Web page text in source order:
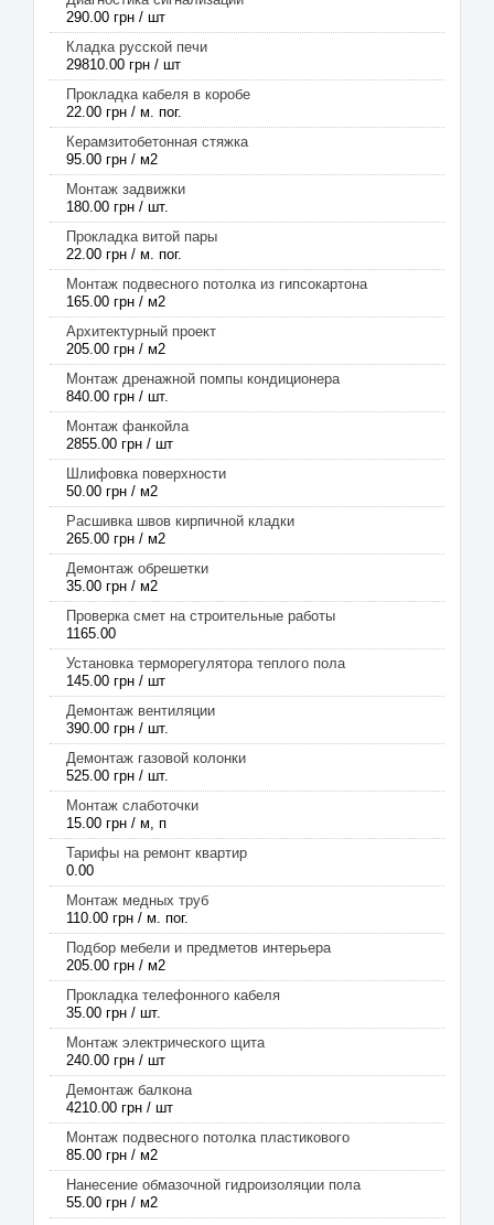
290.00 грн / шт
Кладка русской печи
29810.00 грн / шт
Прокладка кабеля в коробе
22.00 грн / м. пог.
Керамзитобетонная стяжка
95.00 грн / м2
Монтаж задвижки
180.00 грн / шт.
Прокладка витой пары
22.00 грн / м. пог.
Монтаж подвесного потолка из гипсокартона
165.00 грн / м2
Архитектурный проект
205.00 грн / м2
Монтаж дренажной помпы кондиционера
840.00 грн / шт.
Монтаж фанкойла
2855.00 грн / шт
Шлифовка поверхности
50.00 грн / м2
Расшивка швов кирпичной кладки
265.00 грн / м2
Демонтаж обрешетки
35.00 грн / м2
Проверка смет на строительные работы
1165.00
Установка терморегулятора теплого пола
145.00 грн / шт
Демонтаж вентиляции
390.00 грн / шт.
Демонтаж газовой колонки
525.00 грн / шт.
Монтаж слаботочки
15.00 грн / м, п
Тарифы на ремонт квартир
0.00
Монтаж медных труб
110.00 грн / м. пог.
Подбор мебели и предметов интерьера
205.00 грн / м2
Прокладка телефонного кабеля
35.00 грн / шт.
Монтаж электрического щита
240.00 грн / шт
Демонтаж балкона
4210.00 грн / шт
Монтаж подвесного потолка пластикового
85.00 грн / м2
Нанесение обмазочной гидроизоляции пола
55.00 грн / м2